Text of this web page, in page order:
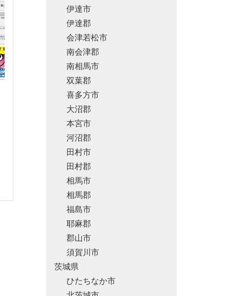
伊達市
伊達郡
会津若松市
南会津郡
南相馬市
双葉郡
喜多方市
大沼郡
本宮市
河沼郡
田村市
田村郡
相馬市
相馬郡
福島市
耶麻郡
郡山市
須賀川市
茨城県
ひたちなか市